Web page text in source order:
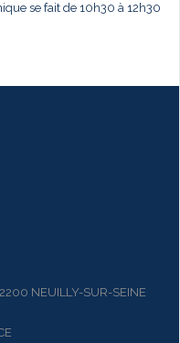
se fait de 10h30 à 12h30
NEUILLY-SUR-SEINE